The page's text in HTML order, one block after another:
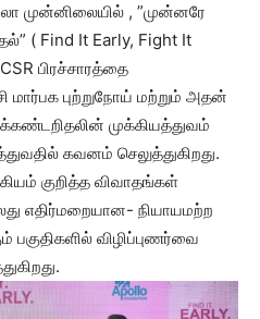
முன்னிலையில் , ”முன்னரே
( Find It Early, Fight It
பிரச்சாரத்தை
மார்பக புற்றுநோய் மற்றும் அதன்
முக்கியத்துவம்
கவனம் செலுத்துகிறது.
குறித்த விவாதங்கள்
எதிர்மறையான- நியாயமற்ற
விழிப்புணர்வை